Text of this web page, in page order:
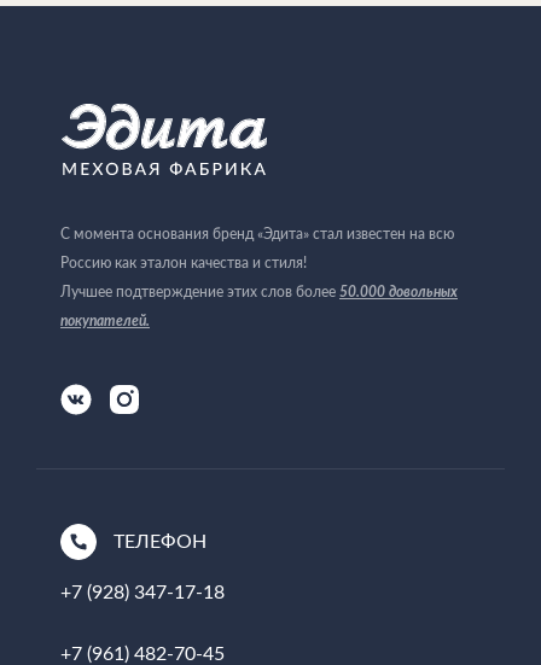
С момента основания бренд «Эдита» стал известен на всю
Россию как эталон качества и стиля!
Лучшее подтверждение этих слов более 50.000 довольных
покупателей.
ТЕЛЕФОН
+7 (928) 347-17-18
+7 (961) 482-70-45